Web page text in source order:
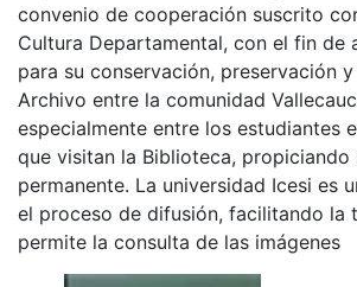
convenio de cooperación suscrito
Cultura Departamental, con el fin de
para su conservación, preservación
Archivo entre la comunidad
especialmente entre los estudiantes
que visitan la Biblioteca, propiciando
permanente. La universidad Icesi es
el proceso de difusión, facilitando la
permite la consulta de las imágenes